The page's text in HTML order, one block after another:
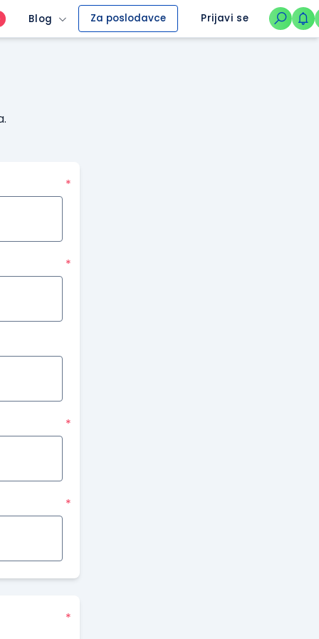
Blog Za poslodavce Prijavi se
*
*
*
*
*